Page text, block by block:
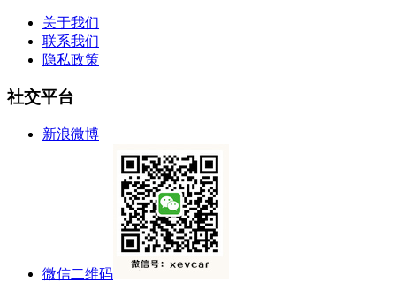
关于我们
联系我们
隐私政策
社交平台
新浪微博
微信二维码